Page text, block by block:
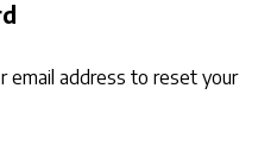
email address to reset your